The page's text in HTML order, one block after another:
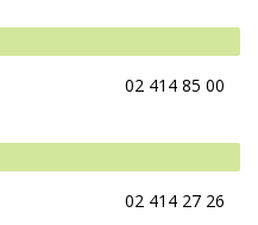
02 414 85 00
02 414 27 26